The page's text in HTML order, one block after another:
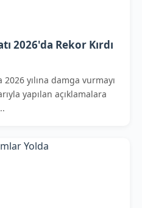
2026'da Rekor Kırdı
yılına damga vurmayı
yapılan açıklamalara